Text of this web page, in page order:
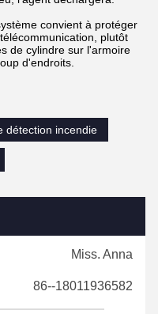
convient à protéger
plutôt
de cylindre sur l'armoire
d'endroits.
détection incendie
Miss. Anna
86--18011936582